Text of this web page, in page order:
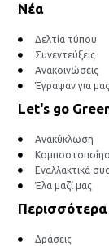
Νέα
Δελτία τύπου
Συνεντεύξεις
Ανακοινώσεις
Έγραψαν για μας
Let's go
Ανακύκλωση
Εναλλακτικά
Έλα μαζί μας
Περισσότερα
Δράσεις